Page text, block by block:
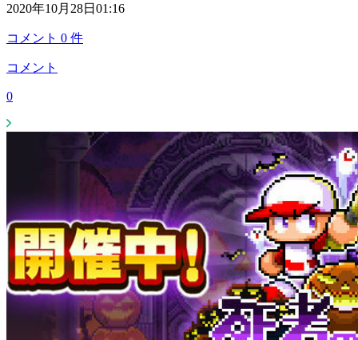
2020年10月28日01:16
コメント 0 件
コメント
0